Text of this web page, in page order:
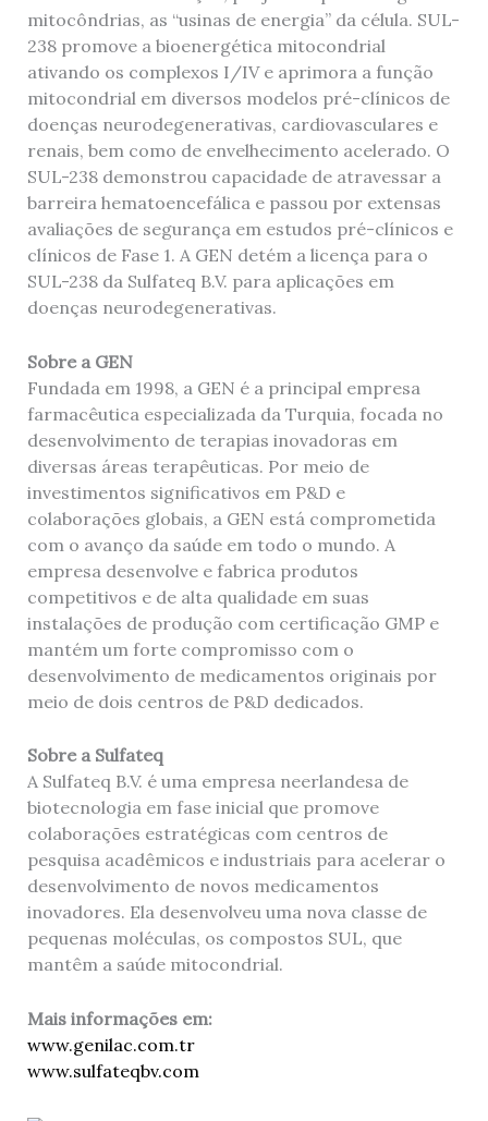
mitocôndrias, as “usinas de energia” da célula. SUL-
238 promove a bioenergética mitocondrial
ativando os complexos I/IV e aprimora a função
mitocondrial em diversos modelos pré-clínicos de
doenças neurodegenerativas, cardiovasculares e
renais, bem como de envelhecimento acelerado. O
SUL-238 demonstrou capacidade de atravessar a
barreira hematoencefálica e passou por extensas
avaliações de segurança em estudos pré-clínicos e
clínicos de Fase 1. A GEN detém a licença para o
SUL-238 da Sulfateq B.V. para aplicações em
doenças neurodegenerativas.
Sobre a GEN
Fundada em 1998, a GEN é a principal empresa
farmacêutica especializada da Turquia, focada no
desenvolvimento de terapias inovadoras em
diversas áreas terapêuticas. Por meio de
investimentos significativos em P&D e
colaborações globais, a GEN está comprometida
com o avanço da saúde em todo o mundo. A
empresa desenvolve e fabrica produtos
competitivos e de alta qualidade em suas
instalações de produção com certificação GMP e
mantém um forte compromisso com o
desenvolvimento de medicamentos originais por
meio de dois centros de P&D dedicados.
Sobre a Sulfateq
A Sulfateq B.V. é uma empresa neerlandesa de
biotecnologia em fase inicial que promove
colaborações estratégicas com centros de
pesquisa acadêmicos e industriais para acelerar o
desenvolvimento de novos medicamentos
inovadores. Ela desenvolveu uma nova classe de
pequenas moléculas, os compostos SUL, que
mantêm a saúde mitocondrial.
Mais informações em:
www.genilac.com.tr
www.sulfateqbv.com